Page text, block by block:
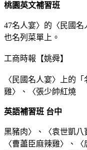
桃園英文補習班
47名人宴〉的〈民國
也名列菜單上。
工商時報【姚舜】
〈民國名人宴〉上的
雞〉、〈張少帥紅燒
英語補習班 台中
黑豬肉〉、〈袁世凱八
〈曹藎臣麻辣雞〉、